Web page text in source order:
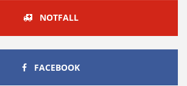
NOTFALL
FACEBOOKFACEBOOK